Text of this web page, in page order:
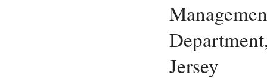
Jersey